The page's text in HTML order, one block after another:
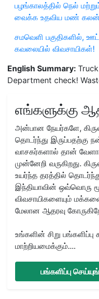
பழங்காலத்தில் நெல்
வைக்க உதவிய மண் கலன்
சமவெளி பகுதிகளில்,
கவலையில் விவசாயிகள்!
English Summary:
Department check!
எங்களுக்கு
அன்பான நேயர்களே,
தொடர்ந்து இருப்பதற்கு
வாசகர்களால் தான்
முன்னேறி வருகிறது.
உயர்ந்த தரத்தில்
இந்தியாவின் ஒவ்வொரு
விவசாயிகளையும்
மேலான ஆதரவு
உங்களின் சிறு
மாற்றியமைக்கும்....
பங்களிப்பு